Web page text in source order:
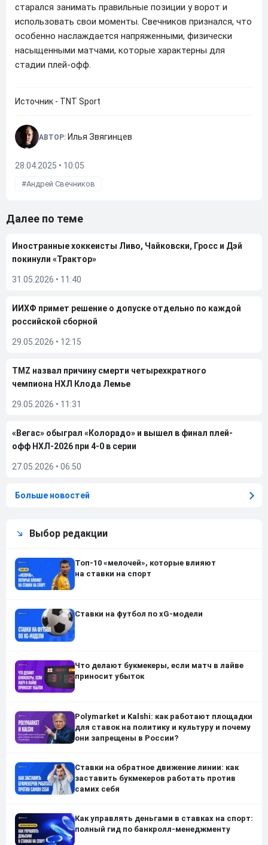
старался занимать правильные позиции у ворот и
использовать свои моменты. Свечников признался, что
особенно наслаждается напряженными, физически
насыщенными матчами, которые характерны для
стадии плей-офф.
Источник - TNT Sport
АВТОР: Илья Звягинцев
28.04.2025 • 10:05
Андрей Свечников
Далее по теме
Иностранные хоккеисты Ливо, Чайковски, Гросс и Дэй
покинули «Трактор»
31.05.2026 • 11:40
ИИХФ примет решение о допуске отдельно по каждой
российской сборной
29.05.2026 • 12:15
TMZ назвал причину смерти четырехкратного
чемпиона НХЛ Клода Лемье
29.05.2026 • 11:31
«Вегас» обыграл «Колорадо» и вышел в финал плей-
офф НХЛ-2026 при 4-0 в серии
27.05.2026 • 06:50
Больше новостей
Выбор редакции
Топ-10 «мелочей», которые влияют
на ставки на спорт
Ставки на футбол по xG-модели
Что делают букмекеры, если матч в лайве
приносит убыток
Polymarket и Kalshi: как работают площадки
для ставок на политику и культуру и почему
они запрещены в России?
Ставки на обратное движение линии: как
заставить букмекеров работать против
самих себя
Как управлять деньгами в ставках на спорт:
полный гид по банкролл-менеджменту